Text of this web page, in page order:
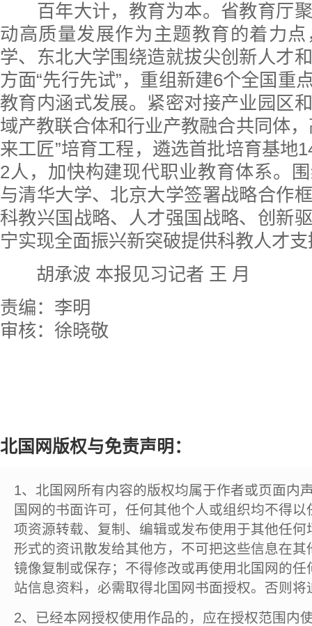
百年大计，教育为本。省教育厅聚
动高质量发展作为主题教育的着力
学、东北大学围绕造就拔尖创新人才
方面“先行先试”，重组新建6个全国重
教育内涵式发展。紧密对接产业园区
域产教联合体和行业产教融合共同体
来工匠”培育工程，遴选首批培育基地
2人，加快构建现代职业教育体系。
与清华大学、北京大学签署战略合作
科教兴国战略、人才强国战略、创新
宁实现全面振兴新突破提供科教人才
胡承波 本报见习记者 王 月
责编：李明
审核：徐晓敬
北国网版权与免责声明：
1、北国网所有内容的版权均属于作者或页面内
国网的书面许可，任何其他个人或组织均不得
项资源转载、复制、编辑或发布使用于其他任
形式的资讯散发给其他方，不可把这些信息在
镜像复制或保存；不得修改或再使用北国网的
站信息资料，必需取得北国网书面授权。否则将
2、已经本网授权使用作品的，应在授权范围内